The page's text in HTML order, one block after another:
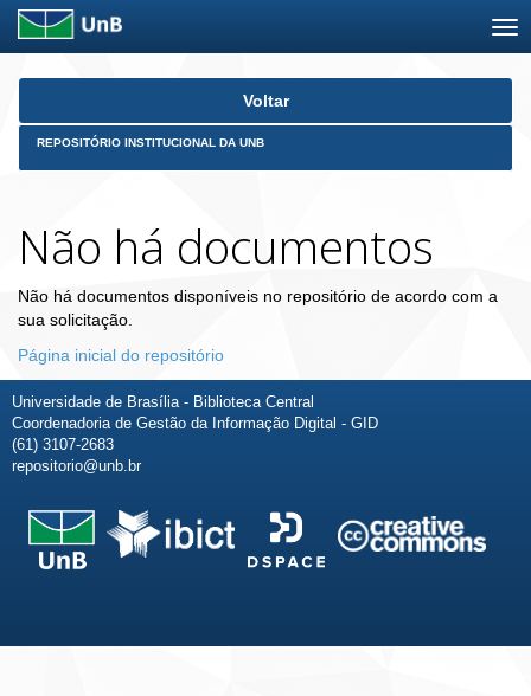
Skip
Voltar
REPOSITÓRIO INSTITUCIONAL DA UNB
Não há documentos
Não há documentos disponíveis no repositório de acordo com a
sua solicitação.
Página inicial do repositório
Universidade de Brasília - Biblioteca Central
Coordenadoria de Gestão da Informação Digital - GID
(61) 3107-2683
repositorio@unb.br